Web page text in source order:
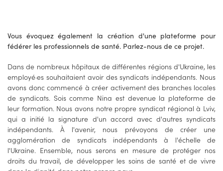
Vous évoquez également la création d'une plateforme pour
fédérer les professionnels de santé. Parlez-nous de ce projet.
Dans de nombreux hôpitaux de différentes régions d'Ukraine, les
employé·es souhaitaient avoir des syndicats indépendants. Nous
avons donc commencé à créer activement des branches locales
de syndicats. Sois comme Nina est devenue la plateforme de
leur formation. Nous avons notre propre syndicat régional à Lviv,
qui a initié la signature d'un accord avec d'autres syndicats
indépendants. À l'avenir, nous prévoyons de créer une
agglomération de syndicats indépendants à l'échelle de
l'Ukraine. Ensemble, nous serons en mesure de protéger nos
droits du travail, de développer les soins de santé et de vivre